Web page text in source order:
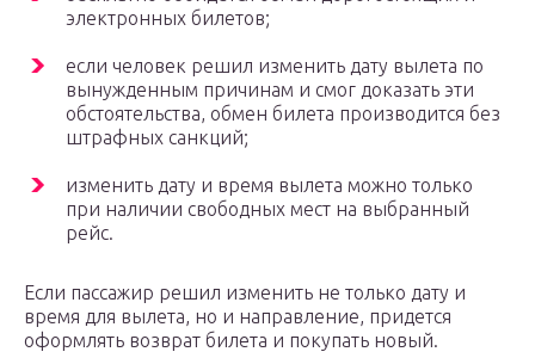
электронных билетов;
если человек решил изменить дату вылета по
вынужденным причинам и смог доказать эти
обстоятельства, обмен билета производится без
штрафных санкций;
изменить дату и время вылета можно только
при наличии свободных мест на выбранный
рейс.
Если пассажир решил изменить не только дату и
время для вылета, но и направление, придется
оформлять возврат билета и покупать новый.